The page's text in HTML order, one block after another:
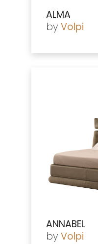
ALMA
by Volpi
ANNABEL
by Volpi